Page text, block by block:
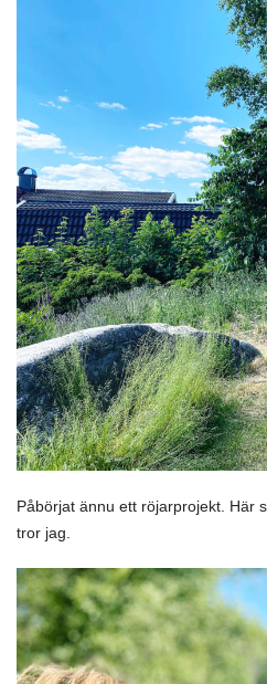
Påbörjat ännu ett röjarprojekt. Här
tror jag.